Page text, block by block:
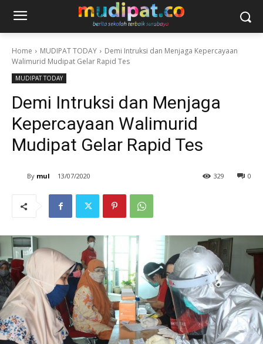
Home MUDIPAT TODAY
Demi Intruksi dan Menjaga Kepercayaan
Walimurid Mudipat Gelar Rapid Tes
MUDIPAT TODAY
Demi Intruksi dan Menjaga
Kepercayaan Walimurid
Mudipat Gelar Rapid Tes
By mul 13/07/2020 0
329